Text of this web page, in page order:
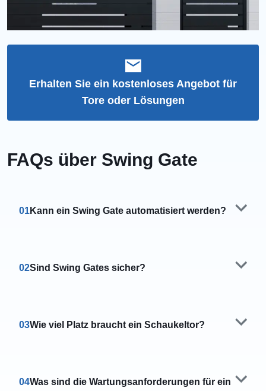
Erhalten Sie ein kostenloses Angebot für
Tore oder Lösungen
FAQs über Swing Gate
01Kann ein Swing Gate automatisiert werden?
02Sind Swing Gates sicher?
03Wie viel Platz braucht ein Schaukeltor?
04Was sind die Wartungsanforderungen für ein